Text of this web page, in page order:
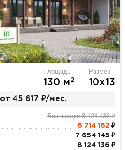
Площадь
130 м2
Размер
10х13
от 45 617 ₽/мес.
Без скидки 8 124 136 ₽
6 714 162 ₽
7 654 145 ₽
8 124 136 ₽